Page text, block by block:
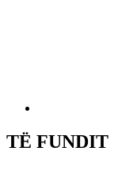
TË FUNDIT